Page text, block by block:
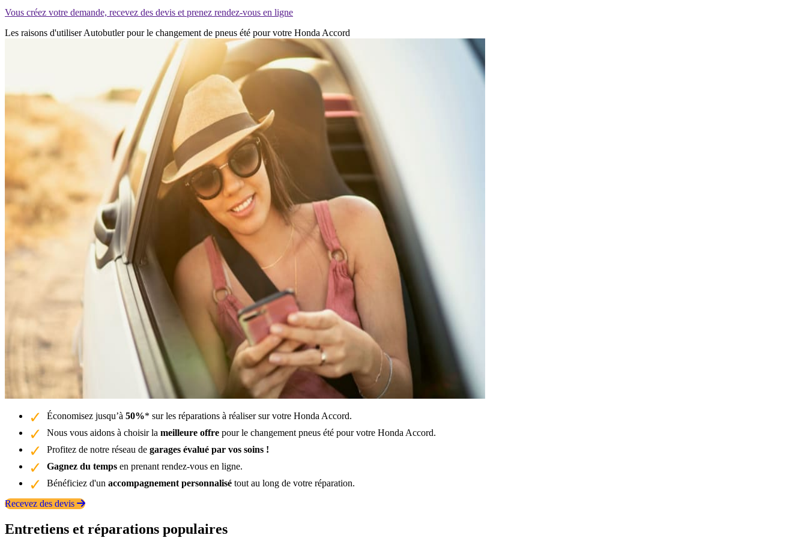
Vous créez votre demande, recevez des devis et prenez rendez-vous en ligne
Les raisons d'utiliser Autobutler pour le changement de pneus été pour votre Honda Accord
Économisez jusqu’à 50%* sur les réparations à réaliser sur votre Honda Accord.
Nous vous aidons à choisir la meilleure offre pour le changement pneus été pour votre Honda Accord.
Profitez de notre réseau de garages évalué par vos soins !
Gagnez du temps en prenant rendez-vous en ligne.
Bénéficiez d'un accompagnement personnalisé tout au long de votre réparation.
Recevez des devis
Entretiens et réparations populaires